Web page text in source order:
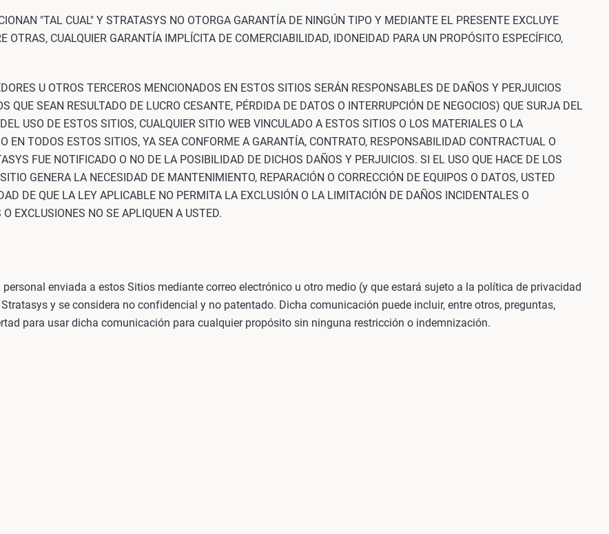
"TAL CUAL" Y STRATASYS NO OTORGA GARANTÍA DE NINGÚN TIPO Y MEDIANTE EL PRESENTE EXCLUYE
OTRAS, CUALQUIER GARANTÍA IMPLÍCITA DE COMERCIABILIDAD, IDONEIDAD PARA UN PROPÓSITO ESPECÍFICO,
U OTROS TERCEROS MENCIONADOS EN ESTOS SITIOS SERÁN RESPONSABLES DE DAÑOS Y PERJUICIOS
QUE SEAN RESULTADO DE LUCRO CESANTE, PÉRDIDA DE DATOS O INTERRUPCIÓN DE NEGOCIOS) QUE SURJA DEL
USO DE ESTOS SITIOS, CUALQUIER SITIO WEB VINCULADO A ESTOS SITIOS O LOS MATERIALES O LA
EN TODOS ESTOS SITIOS, YA SEA CONFORME A GARANTÍA, CONTRATO, RESPONSABILIDAD CONTRACTUAL O
FUE NOTIFICADO O NO DE LA POSIBILIDAD DE DICHOS DAÑOS Y PERJUICIOS. SI EL USO QUE HACE DE LOS
GENERA LA NECESIDAD DE MANTENIMIENTO, REPARACIÓN O CORRECCIÓN DE EQUIPOS O DATOS, USTED
DE QUE LA LEY APLICABLE NO PERMITA LA EXCLUSIÓN O LA LIMITACIÓN DE DAÑOS INCIDENTALES O
EXCLUSIONES NO SE APLIQUEN A USTED.
enviada a estos Sitios mediante correo electrónico u otro medio (y que estará sujeto a la política de privacidad
y se considera no confidencial y no patentado. Dicha comunicación puede incluir, entre otros, preguntas,
para usar dicha comunicación para cualquier propósito sin ninguna restricción o indemnización.